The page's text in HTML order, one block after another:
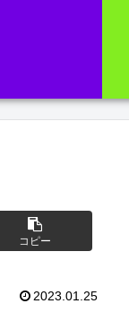
コピー
2023.01.25